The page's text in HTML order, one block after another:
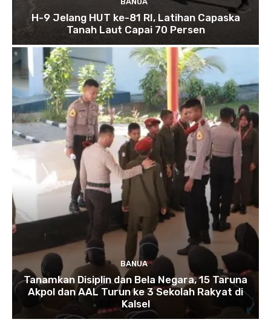
H-9 Jelang HUT ke-81 RI, Latihan Capaska
Tanah Laut Capai 70 Persen
BANUA
Tanamkan Disiplin dan Bela Negara, 15 Taruna
Akpol dan AAL Turun ke 3 Sekolah Rakyat di
Kalsel